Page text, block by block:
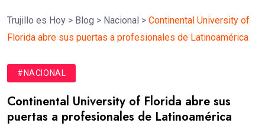
Trujillo es Hoy > Blog > Nacional > Continental University of
Florida abre sus puertas a profesionales de Latinoamérica
#NACIONAL
Continental University of Florida abre sus
puertas a profesionales de Latinoamérica